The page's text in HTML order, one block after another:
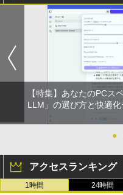
代 |
VDマ
￥
【今
ラソ
ore i5
GB /
￥
蔵｜
￥
【公
チ フ
非光
レイ
イリ
￥
[新品]
巻 全
￥
産経
￥
【2026
レスイ
軽量 ブ
るーと
セリン
付き 防
学/
￥1,964
Xiaomi
レス
￥2,980
On My
￥250
BUGS
￥250
by
強炭酸
art
￥1,625
コカ・
ベルレ
スーパ
版ビッ
￥810
ONE
クス
￥594
【特集】あなたのPCス
LLM」の選び方と快適化
●
アクセスランキング
1時間 24時間